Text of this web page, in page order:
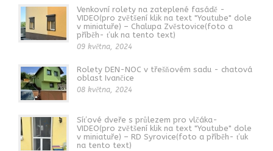
Venkovní rolety na zateplené fasádě -
VIDEO(pro zvětšení klik na text "Youtube" dole
v miniatuře) – Chalupa Zvěstovice(foto a
příběh- ťuk na tento text)
09 května, 2024
Rolety DEN-NOC v třešňovém sadu - chatová
oblast Ivančice
08 května, 2024
Síťové dveře s průlezem pro vlčáka-
VIDEO(pro zvětšení klik na text "Youtube" dole
v miniatuře) – RD Syrovice(foto a příběh- ťuk
na tento text)